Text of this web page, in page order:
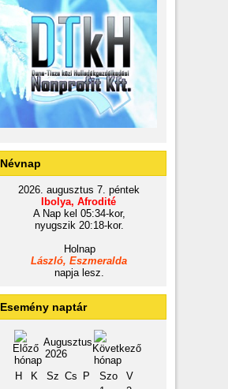
Névnap
2026. augusztus 7. péntek
Ibolya, Afrodité
A Nap kel 05:34-kor,
nyugszik 20:18-kor.
Holnap
László, Eszmeralda
napja lesz.
Esemény naptár
Augusztus
2026
H
K Sz Cs P Szo
V